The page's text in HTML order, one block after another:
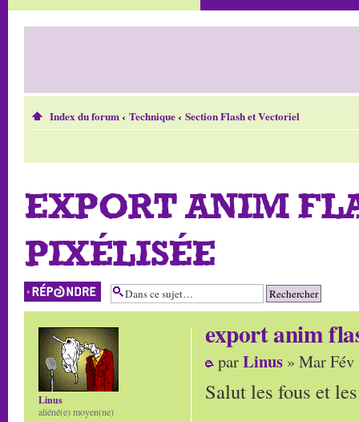
Index du forum‹ Technique‹ Section Flash et Vectoriel
EXPORT ANIM
PIXÉLISÉE
Répondre
export anim
parLinus » Mar
Salut les fous et
Linus
aliéné(e) moyen(ne)